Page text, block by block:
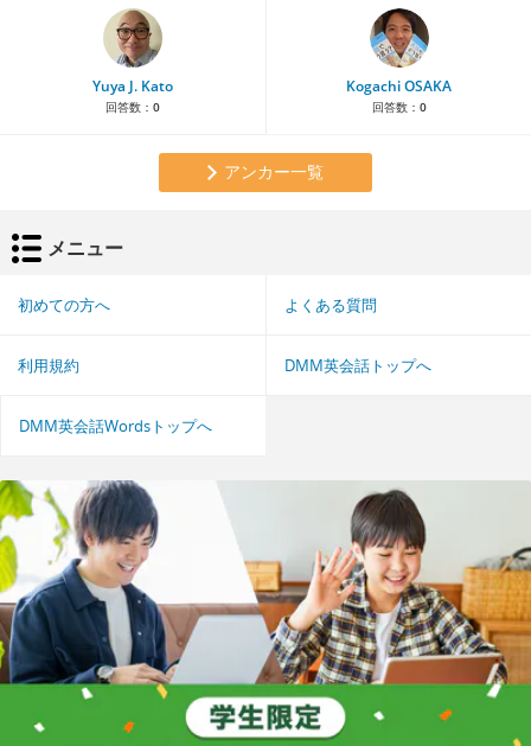
Yuya J. Kato
回答数： 0
Kogachi OSAKA
回答数： 0
アンカー一覧
メニュー
初めての方へ よくある質問
利用規約 DMM英会話トップへ
DMM英会話Wordsトップへ